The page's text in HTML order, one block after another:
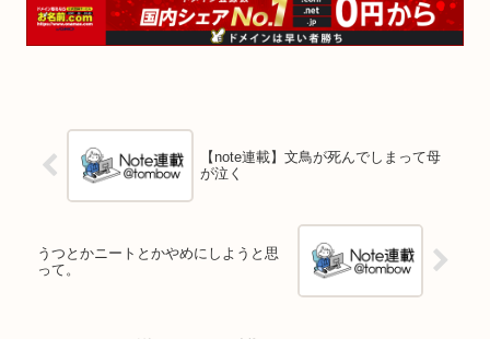
【note連載】文鳥が死んでしまって母
が泣く
うつとかニートとかやめにしようと思
って。